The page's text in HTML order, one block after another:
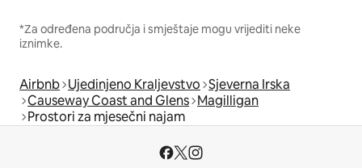
*Za određena područja i smještaje mogu vrijediti neke
iznimke.
Airbnb Ujedinjeno Kraljevstvo Sjeverna Irska
Causeway Coast and Glens Magilligan
Prostori za mjesečni najam